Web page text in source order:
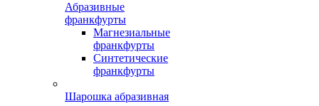
Абразивные
франкфурты
Магнезиальные
франкфурты
Синтетические
франкфурты
Шарошка абразивная